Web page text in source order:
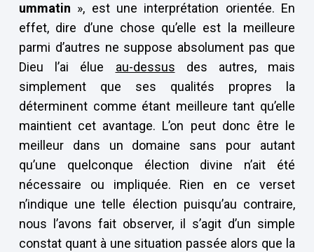
ummatin », est une interprétation orientée. En
effet, dire d’une chose qu’elle est la meilleure
parmi d’autres ne suppose absolument pas que
Dieu l’ai élue au-dessus des autres, mais
simplement que ses qualités propres la
déterminent comme étant meilleure tant qu’elle
maintient cet avantage. L’on peut donc être le
meilleur dans un domaine sans pour autant
qu’une quelconque élection divine n’ait été
nécessaire ou impliquée. Rien en ce verset
n’indique une telle élection puisqu’au contraire,
nous l’avons fait observer, il s’agit d’un simple
constat quant à une situation passée alors que la